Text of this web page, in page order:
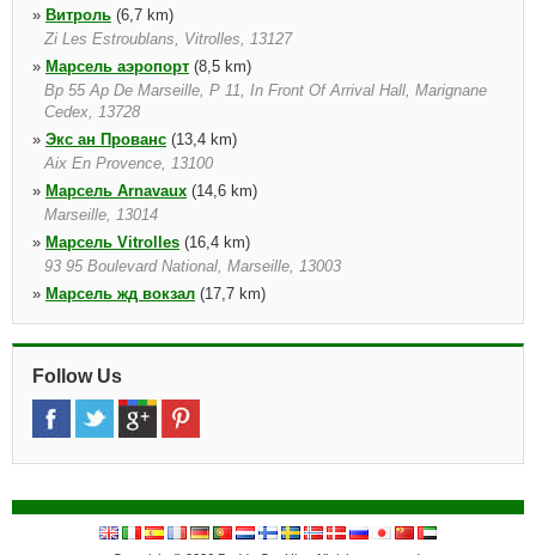
» Витроль (6,7 km)
Zi Les Estroublans, Vitrolles, 13127
» Марсель аэропорт (8,5 km)
Bp 55 Ap De Marseille, P 11, In Front Of Arrival Hall, Marignane
Cedex, 13728
» Экс ан Прованс (13,4 km)
Aix En Provence, 13100
» Марсель Arnavaux (14,6 km)
Marseille, 13014
» Марсель Vitrolles (16,4 km)
93 95 Boulevard National, Marseille, 13003
» Марсель жд вокзал (17,7 km)
»Marseille Caillols(18,6 km)
Garage Vag Dhaiti, Marseille, 13012
Follow Us